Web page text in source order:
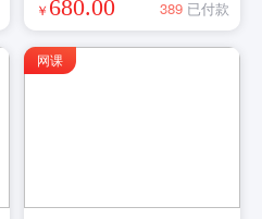
￥ 680.00 389 已付款
网课